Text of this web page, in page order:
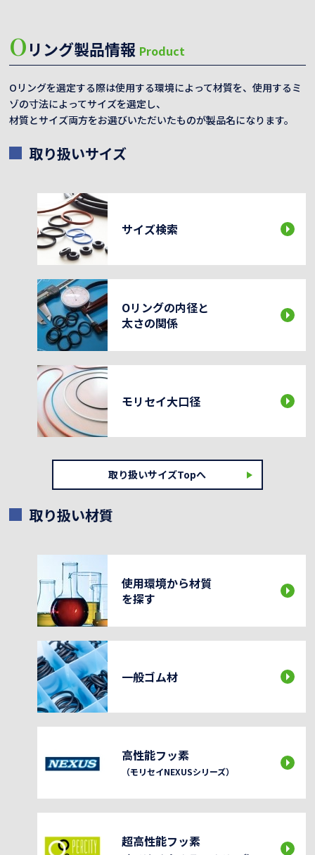
Oリング製品情報 Product
Oリングを選定する際は使用する環境によって材質を、使用するミ
ゾの寸法によってサイズを選定し、
材質とサイズ両方をお選びいただいたものが製品名になります。
取り扱いサイズ
サイズ検索
Oリングの内径と
太さの関係
モリセイ大口径
取り扱いサイズTopへ
取り扱い材質
使用環境から材質
を探す
一般ゴム材
高性能フッ素
（モリセイNEXUSシリーズ）
超高性能フッ素